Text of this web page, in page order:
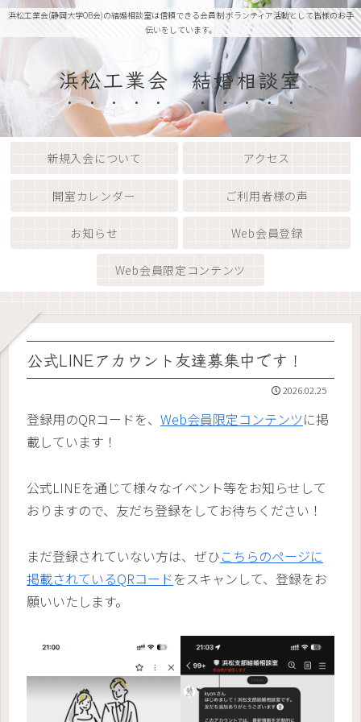
浜松工業会(静岡大学OB会)の結婚相談室は信頼できる会員制 ボランティア活動として皆様のお手
伝いをしています。
浜松工業会 結婚相談室
新規入会について アクセス
開室カレンダー ご利用者様の声
お知らせ Web会員登録
Web会員限定コンテンツ
公式LINEアカウント友達募集中です！
2026.02.25
登録用のQRコードを、 Web会員限定コンテンツに掲
載しています！
公式LINEを通じて様々なイベント等をお知らせして
おりますので、友だち登録をしてお待ちください！
まだ登録されていない方は、ぜひこちらのページに
掲載されているQRコードをスキャンして、登録をお
願いいたします。